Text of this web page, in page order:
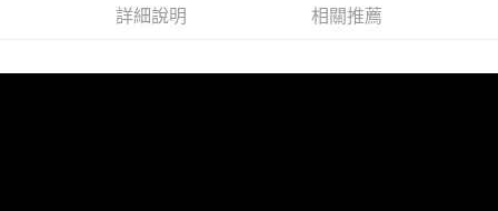
每筆NT$60，滿NT$1,000(含以上)免運費
7-11取貨付款
詳細說明 相關推薦